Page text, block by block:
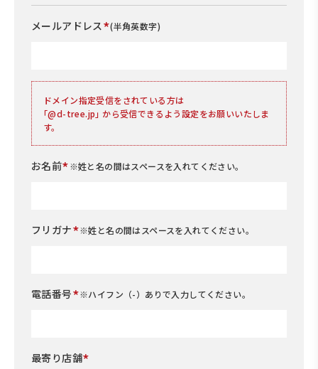
メールアドレス *(半角英数字)
ドメイン指定受信をされている方は
｢@d-tree.jp｣ から受信できるよう設定をお願いいたしま
す。
お名前*※姓と名の間はスペースを入れてください。
フリガナ*※姓と名の間はスペースを入れてください。
電話番号*※ハイフン（-）ありで入力してください。
最寄り店舗*